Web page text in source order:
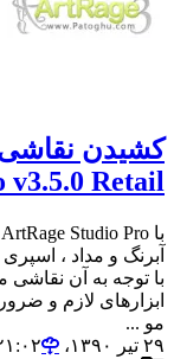
v3.5.0 Retail
آبرنگ و مداد ،
با توجه به آن نقاشی
ابزارهای لازم و
مو ...
۲۹ تیر ۱۳۹۰،‏ ۲۱:۰۲